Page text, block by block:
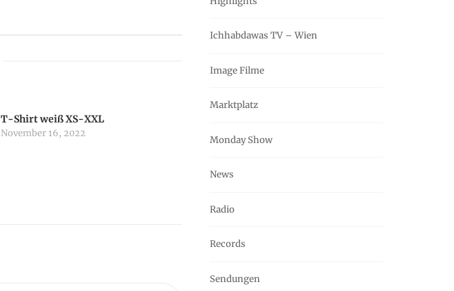
T-Shirt weiß XS-XXL
November 16, 2022
Ichhabdawas TV – Wien
Image Filme
Marktplatz
Monday Show
News
Radio
Records
Sendungen